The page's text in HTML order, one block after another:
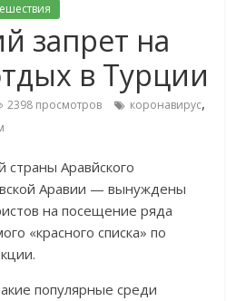
запрет на
в Турции
2398 просмотров коронавирус,
страны Аравйского
Аравии — вынуждены
на посещение ряда
«красного списка» по
популярные среди